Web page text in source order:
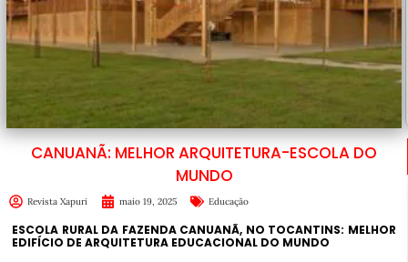
CANUANÃ: MELHOR ARQUITETURA-ESCOLA DO
MUNDO
Revista Xapuri maio 19, 2025 Educação
ESCOLA RURAL DA FAZENDA CANUANÃ, NO TOCANTINS: MELHOR
EDIFÍCIO DE ARQUITETURA EDUCACIONAL DO MUNDO